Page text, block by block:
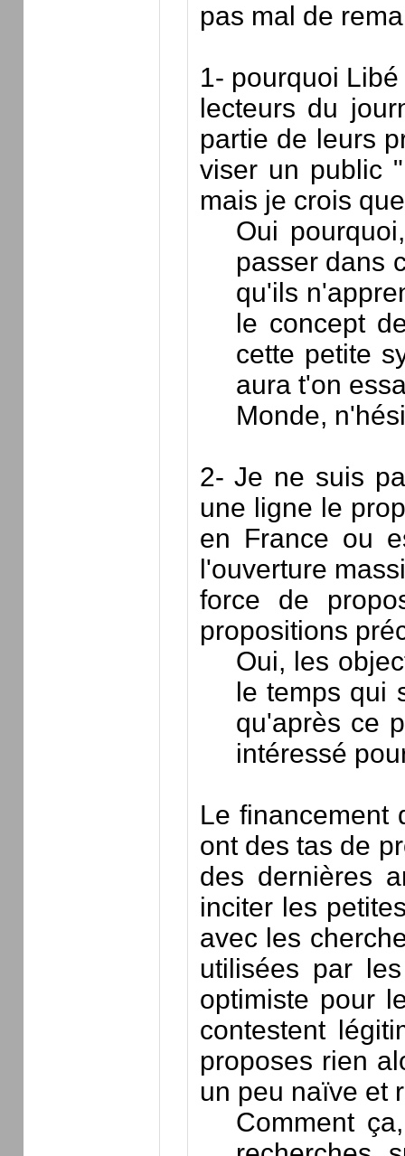
pas mal de
1- pourquoi
lecteurs du
partie de leurs
viser un public
mais je crois
Oui
passer dans
qu'ils
le concept
cette petite
aura t'on
Monde,
2- Je ne suis
une ligne le
en France ou
l'ouverture
force de
propositions
Oui, les
le temps qui
qu'après ce
intéressé
Le financement
ont des tas de
des dernières
inciter les
avec les
utilisées par
optimiste pour
contestent
proposes rien
un peu naïve et
Comment